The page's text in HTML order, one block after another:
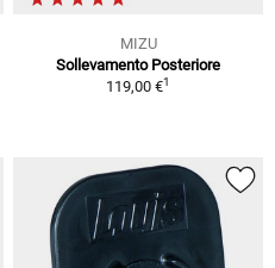
MIZU
Sollevamento Posteriore
119,00 €1